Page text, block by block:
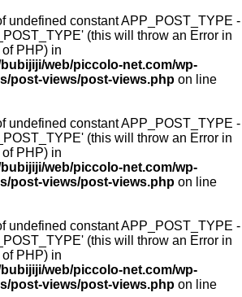
undefined constant APP_POST_TYPE -
(this will throw an Error in
PHP) in
web/piccolo-net.com/wp-
post-views/post-views.php on line
undefined constant APP_POST_TYPE -
(this will throw an Error in
PHP) in
web/piccolo-net.com/wp-
post-views/post-views.php on line
undefined constant APP_POST_TYPE -
(this will throw an Error in
PHP) in
web/piccolo-net.com/wp-
post-views/post-views.php on line